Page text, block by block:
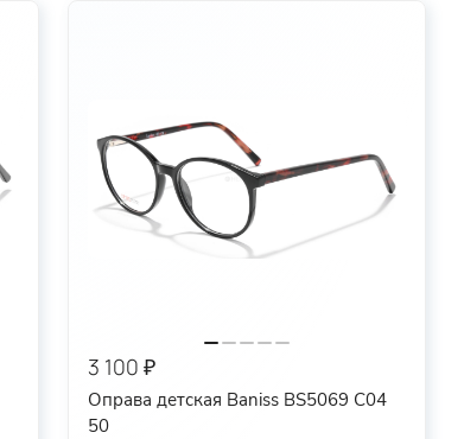
3 100 ₽
Оправа детская Baniss BS5069 C04
50